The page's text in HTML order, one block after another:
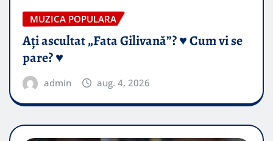
MUZICA POPULARA
Ați ascultat „Fata Gilivană”? ♥️ Cum vi se
pare? ♥️
admin aug. 4, 2026